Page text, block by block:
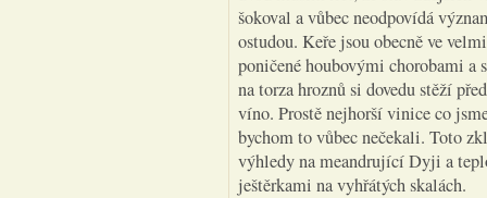
šokoval a vůbec neodpovídá
ostudou. Keře jsou obecně ve
poničené houbovými chorobami a
na torza hroznů si dovedu stěží
víno. Prostě nejhorší vinice co
bychom to vůbec nečekali. Toto
výhledy na meandrující Dyji a
ještěrkami na vyhřátých skalách.